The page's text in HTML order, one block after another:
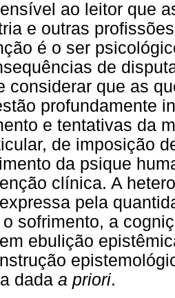
ao leitor que
e outras
é o ser
de
considerar que as
profundamente
e tentativas da
de imposição
da psique
clínica. A
pela
sofrimento, a
ebulição
dada a priori.